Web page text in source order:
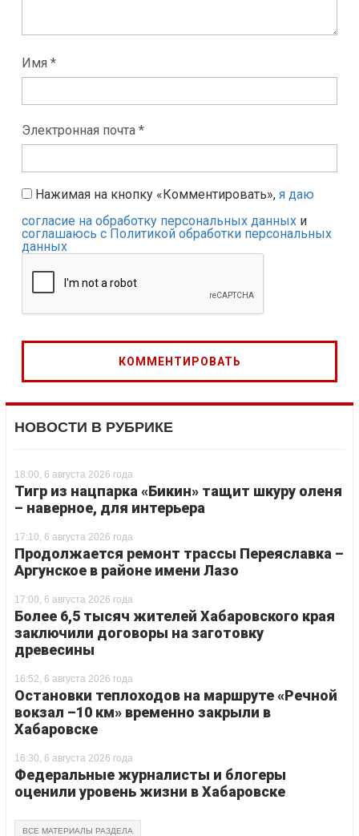
Имя *
Электронная почта *
Нажимая на кнопку «Комментировать», я даю
согласие на обработку персональных данных и
соглашаюсь с Политикой обработки персональных
данных
НОВОСТИ В РУБРИКЕ
18:00, 6 августа 2026 года
Тигр из нацпарка «Бикин» тащит шкуру оленя
– наверное, для интерьера
17:10, 6 августа 2026 года
Продолжается ремонт трассы Переяславка –
Аргунское в районе имени Лазо
17:00, 6 августа 2026 года
Более 6,5 тысяч жителей Хабаровского края
заключили договоры на заготовку
древесины
16:52, 6 августа 2026 года
Остановки теплоходов на маршруте «Речной
вокзал –10 км» временно закрыли в
Хабаровске
16:30, 6 августа 2026 года
Федеральные журналисты и блогеры
оценили уровень жизни в Хабаровске
ВСЕ МАТЕРИАЛЫ РАЗДЕЛА